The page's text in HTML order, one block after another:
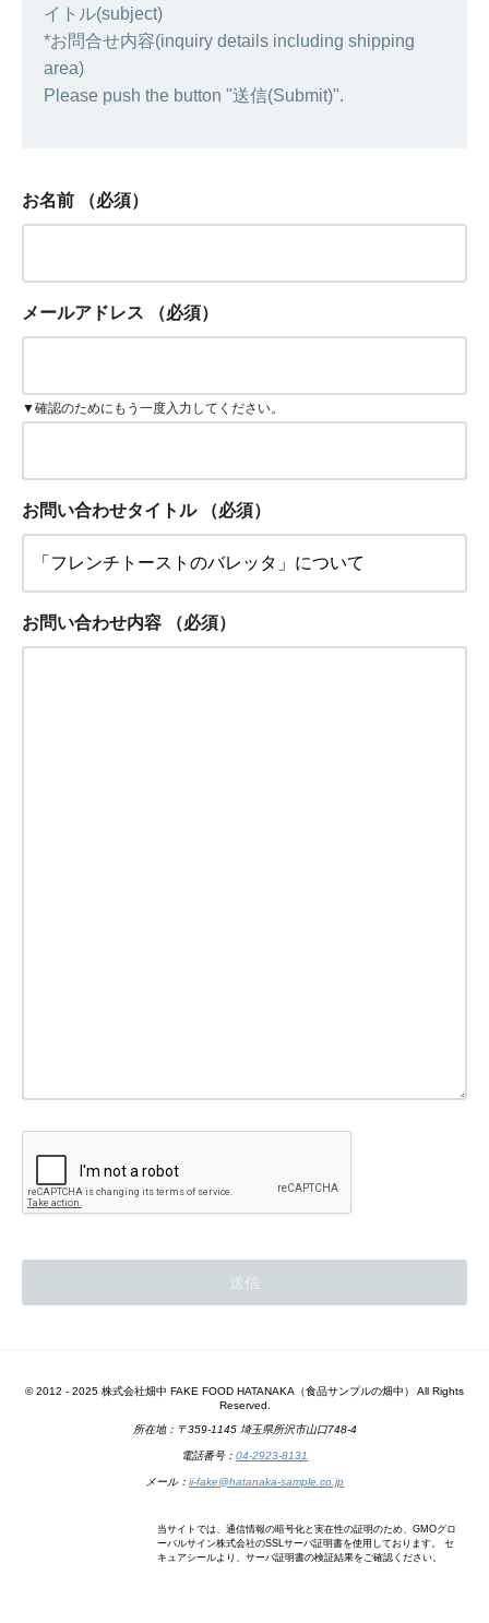
イトル(subject)
*お問合せ内容(inquiry details including shipping
area)
Please push the button "送信(Submit)".
お名前 （必須）
メールアドレス （必須）
▼確認のためにもう一度入力してください。
お問い合わせタイトル （必須）
お問い合わせ内容 （必須）
© 2012 - 2025 株式会社畑中 FAKE FOOD HATANAKA（食品サンプルの畑中） All Rights
Reserved.
所在地：〒359-1145 埼玉県所沢市山口748-4
電話番号： 04-2923-8131
メール： ii-fake@hatanaka-sample.co.jp
当サイトでは、通信情報の暗号化と実在性の証明のため、GMOグロ
ーバルサイン株式会社のSSLサーバ証明書を使用しております。 セ
キュアシールより、サーバ証明書の検証結果をご確認ください。